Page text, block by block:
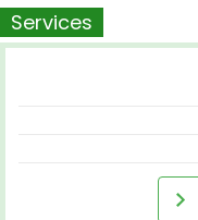
Services